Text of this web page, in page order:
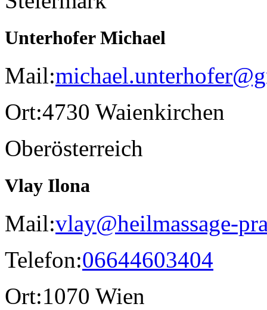
Unterhofer Michael
Mail:
Ort:4730 Waienkirchen
Oberösterreich
Vlay Ilona
Mail:vlay@heilmassage-
Telefon:06644603404
Ort:1070 Wien